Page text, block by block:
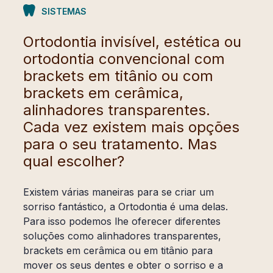
SISTEMAS
Ortodontia invisível, estética ou
ortodontia convencional com
brackets em titânio ou com
brackets em cerâmica,
alinhadores transparentes.
Cada vez existem mais opções
para o seu tratamento. Mas
qual escolher?
Existem várias maneiras para se criar um
sorriso fantástico, a Ortodontia é uma delas.
Para isso podemos lhe oferecer diferentes
soluções como alinhadores transparentes,
brackets em cerâmica ou em titânio para
mover os seus dentes e obter o sorriso e a